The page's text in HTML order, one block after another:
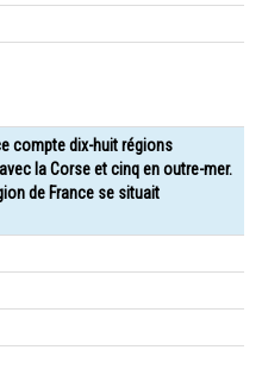
compte dix-huit régions
la Corse et cinq en outre-mer.
de France se situait